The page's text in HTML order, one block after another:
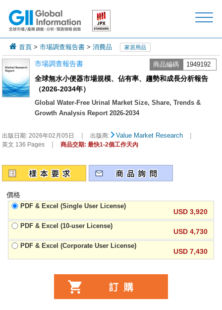
首頁 >市場調查報告書 >消費品 家居用品
市場調查報告書 商品編碼 1949192
全球無水小便器市場規模、佔有率、趨勢和成長分析報告
（2026-2034年）
Global Water-Free Urinal Market Size, Share, Trends &
Growth Analysis Report 2026-2034
出版日期:2026年02月05日 | 出版商: Value Market Research |
英文 136 Pages | 商品交期: 最快1-2個工作天內
價格
PDF & Excel (Single User License)
USD 3,920
PDF & Excel (10-user License)
USD 4,730
PDF & Excel (Corporate User License)
USD 7,430